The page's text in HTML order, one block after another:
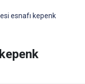
esnafı kepenk